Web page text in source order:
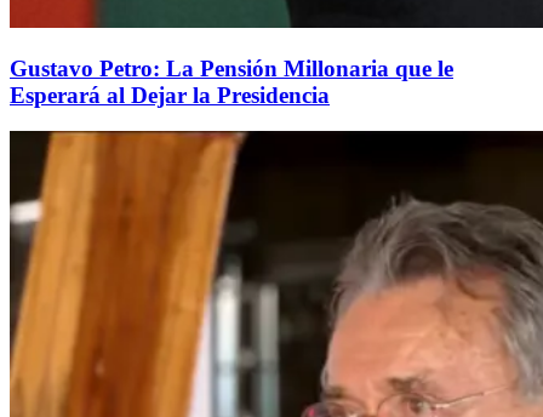
Gustavo Petro: La Pensión Millonaria que le
Esperará al Dejar la Presidencia